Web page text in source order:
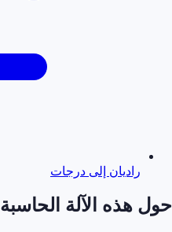
راديان إلى درجات
حول هذه الآلة الحاسبة